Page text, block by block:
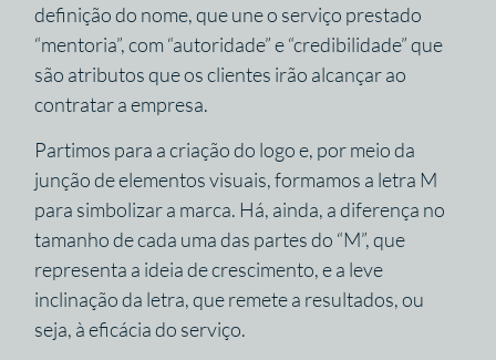
definição do nome, que une o serviço prestado
“mentoria”, com “autoridade” e “credibilidade” que
são atributos que os clientes irão alcançar ao
contratar a empresa.
Partimos para a criação do logo e, por meio da
junção de elementos visuais, formamos a letra M
para simbolizar a marca. Há, ainda, a diferença no
tamanho de cada uma das partes do “M”, que
representa a ideia de crescimento, e a leve
inclinação da letra, que remete a resultados, ou
seja, à eficácia do serviço.